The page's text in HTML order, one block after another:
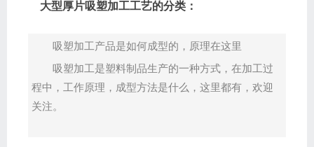
大型厚片吸塑加工工艺的分类：
吸塑加工产品是如何成型的，原理在这里
吸塑加工是塑料制品生产的一种方式，在加工过
程中，工作原理，成型方法是什么，这里都有，欢迎
关注。